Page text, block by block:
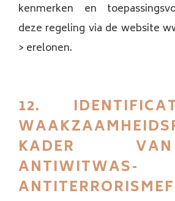
kenmerken en
deze regeling via de website
> erelonen.
12.
KADER